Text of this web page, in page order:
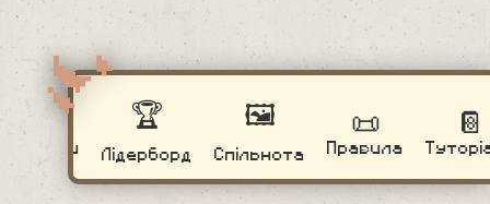
📰
Новини
🏆
Лідерборд
🖼️
Спільнота
📜
Правила
📔